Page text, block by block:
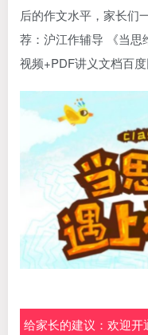
后的作文水平，家长们
荐：沪江作辅导 《当
视频+PDF讲义文档百
给家长的建议：欢迎